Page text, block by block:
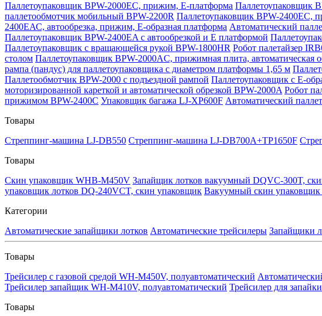
Паллетоупаковщик BPW-2000EC, прижим, Е-платформа Паллетоупаковщик
паллетообмотчик мобильный BPW-2200R Паллетоупаковщик BPW-2400EC,
2400ЕАС, автообрезка, прижим, Е-образная платформа Автоматический
Паллетоупаковщик BPW-2400EA с автообрезкой и Е платформой
Паллетоупаковщик с вращающейся рукой BPW-1800HR Робот палетайзер
столом Паллетоупаковщик BPW-2000AC, прижимная плита, автоматическая
рампа (пандус) для паллетоупаковщика с диаметром платформы 1,65 м
Паллетообмотчик BPW-2000 с подъездной рампой Паллетоупаковщик с Е-
моторизированной кареткой и автоматической обрезкой BPW-2000A Робот
прижимом BPW-2400C Упаковщик багажа LJ-XP600F Автоматический
Товары
Стреппинг-машина LJ-DB550 Стреппинг-машина LJ-DB700A+TP1650F
Товары
Скин упаковщик WHB-M450V Запайщик лотков вакуумный DQVC-300T,
упаковщик лотков DQ-240VCT, скин упаковщик Вакуумный скин
Категории
Автоматические запайщики лотков Автоматические трейсилеры Запайщики
Товары
Трейсилер с газовой средой WH-M450V, полуавтоматический
Трейсилер запайщик WH-M410V, полуавтоматический Трейсилер для
Товары